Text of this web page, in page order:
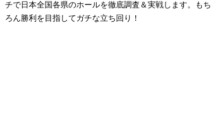
チで日本全国各県のホールを徹底調査＆実戦します。もち
ろん勝利を目指してガチな立ち回り！